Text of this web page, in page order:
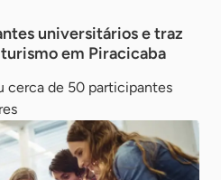
universitários e traz
em Piracicaba
cerca de 50 participantes